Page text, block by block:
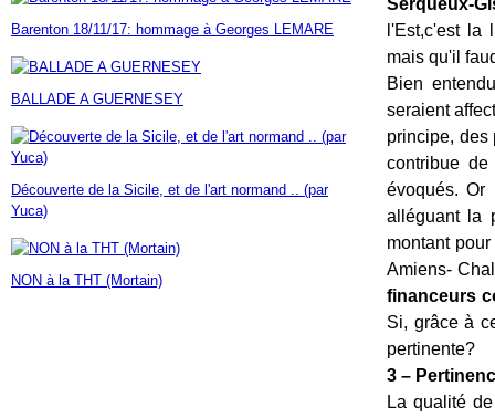
Janvier(7)
Février(9)
Janvier(18)
Mars(60)
Février(24)
Janvier(23)
Avril(14)
Mars (17)
Février(46)
Janvier (35)
Barenton 18/11/17: hommage à Georges LEMARE
BALLADE A GUERNESEY
Découverte de la Sicile, et de l'art normand .. (par
Yuca)
NON à la THT (Mortain)
Serqueux-
l'Est,c'est la
mais qu'il
Bien
seraient
principe,
contribue de
évoqués. Or
alléguant la
montant
Amiens-
financeurs
Si, grâce à
pertinente?
3 –
La qualité